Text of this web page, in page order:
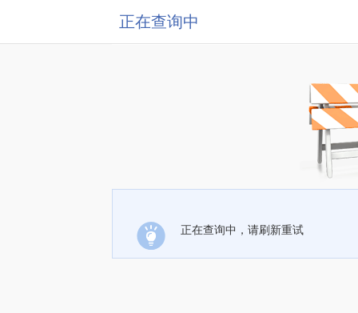
正在查询中
正在查询中，请刷新重试